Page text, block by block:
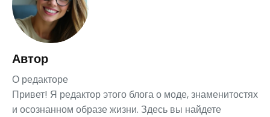
Автор
О редакторе
Привет! Я редактор этого блога о моде, знаменитостях
и осознанном образе жизни. Здесь вы найдете